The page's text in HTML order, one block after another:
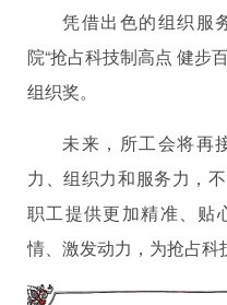
凭借出色的组织服
院“抢占科技制高点 健步
组织奖。
未来，所工会将再
力、组织力和服务力，
职工提供更加精准、贴
情、激发动力，为抢占科